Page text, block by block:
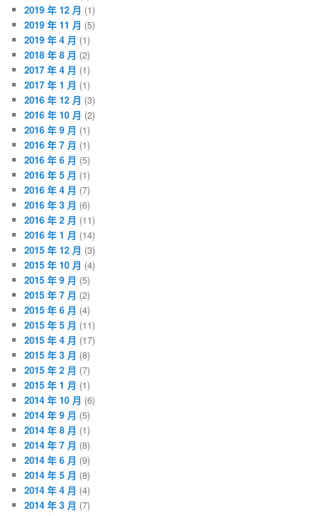
2019 年 12 月 (1)
2019 年 11 月 (5)
2019 年 4 月 (1)
2018 年 8 月 (2)
2017 年 4 月 (1)
2017 年 1 月 (1)
2016 年 12 月 (3)
2016 年 10 月 (2)
2016 年 9 月 (1)
2016 年 7 月 (1)
2016 年 6 月 (5)
2016 年 5 月 (1)
2016 年 4 月 (7)
2016 年 3 月 (6)
2016 年 2 月 (11)
2016 年 1 月 (14)
2015 年 12 月 (3)
2015 年 10 月 (4)
2015 年 9 月 (5)
2015 年 7 月 (2)
2015 年 6 月 (4)
2015 年 5 月 (11)
2015 年 4 月 (17)
2015 年 3 月 (8)
2015 年 2 月 (7)
2015 年 1 月 (1)
2014 年 10 月 (6)
2014 年 9 月 (5)
2014 年 8 月 (1)
2014 年 7 月 (8)
2014 年 6 月 (9)
2014 年 5 月 (8)
2014 年 4 月 (4)
2014 年 3 月 (7)